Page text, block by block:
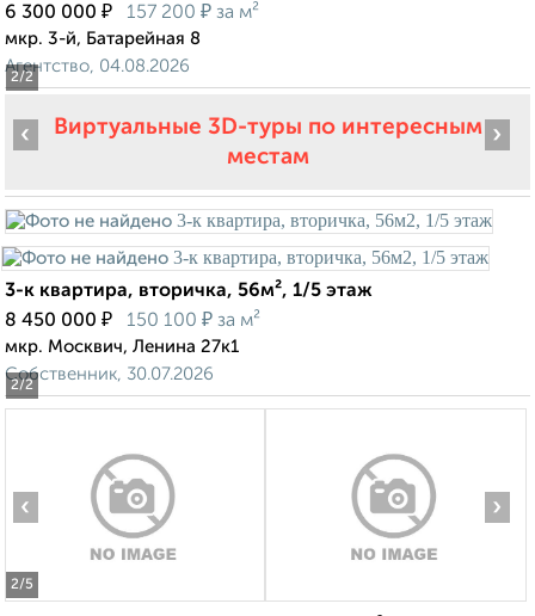
2/2
6 300 000 ₽ 157 200 ₽ за м²
мкр. 3-й, Батарейная 8
Агентство, 04.08.2026
Виртуальные 3D-туры по интересным
местам
2/2
‹ ›
3-к квартира, вторичка, 56м², 1/5 этаж
8 450 000 ₽ 150 100 ₽ за м²
мкр. Москвич, Ленина 27к1
Собственник, 30.07.2026
2/5
‹ ›